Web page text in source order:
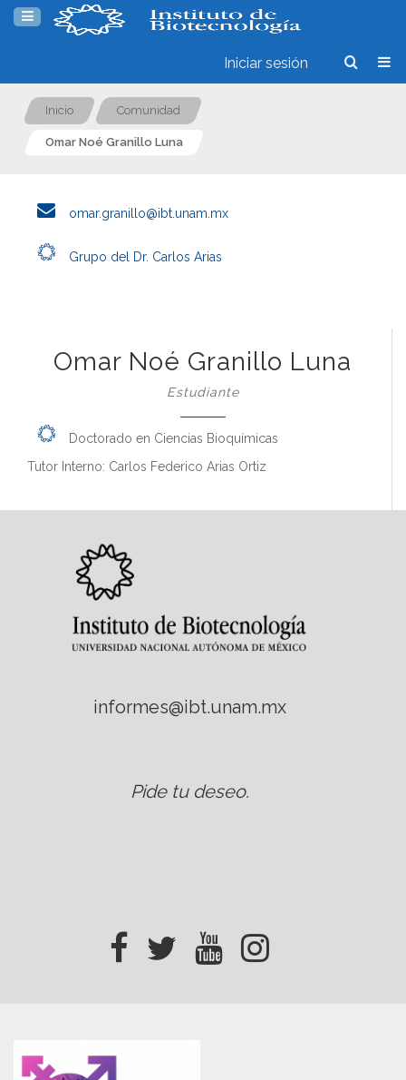
Iniciar sesión
Inicio Comunidad
Omar Noé Granillo Luna
omar.granillo@ibt.unam.mx
Grupo del Dr. Carlos Arias
Omar Noé Granillo Luna
Estudiante
Doctorado en Ciencias Bioquímicas
Tutor Interno: Carlos Federico Arias Ortiz
informes@ibt.unam.mx
Pide tu deseo.